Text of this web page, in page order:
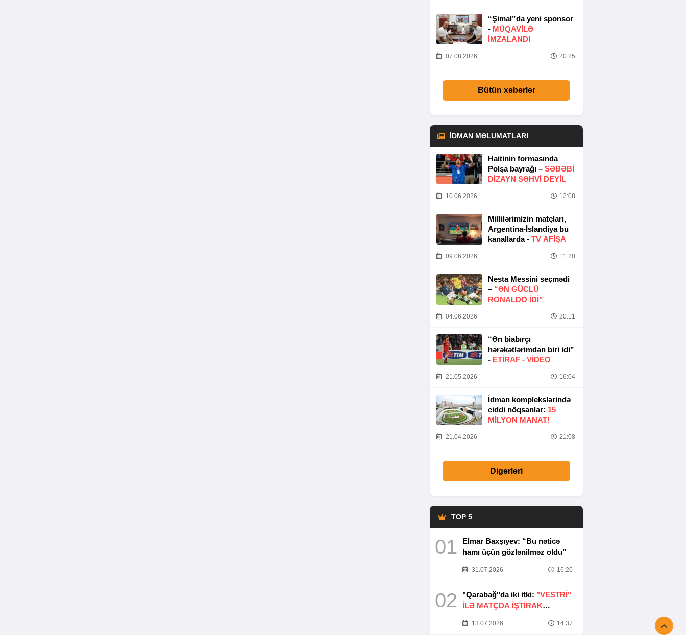
“Şimal”da yeni sponsor
- MÜQAVİLƏ
İMZALANDI
07.08.2026 20:25
Bütün xəbərlər
İDMAN MƏLUMATLARI
Haitinin formasında
Polşa bayrağı – SƏBƏBI
DIZAYN SƏHVI DEYIL
10.06.2026 12:08
Millilərimizin matçları,
Argentina-İslandiya bu
kanallarda - TV AFİŞA
09.06.2026 11:20
Nesta Messini seçmədi
– “ƏN GÜCLÜ
RONALDO IDI”
04.06.2026 20:11
“Ən biabırçı
hərəkətlərimdən biri idi”
- ETIRAF - VİDEO
21.05.2026 16:04
İdman komplekslərində
ciddi nöqsanlar: 15
MILYON MANAT!
21.04.2026 21:08
Digərləri
TOP 5
01
Elmar Baxşıyev: “Bu nəticə
hamı üçün gözlənilməz oldu”
31.07.2026 16:26
02 "Qarabağ"da iki itki: "VESTRİ"
İLƏ MATÇDA İŞTİRAK
13.07.2026 14:37